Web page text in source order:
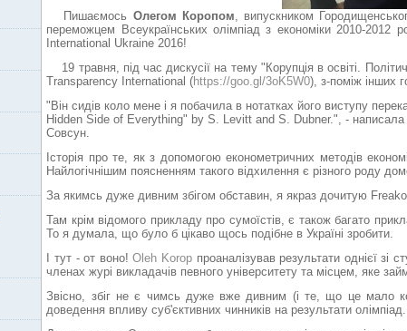
Пишаємось Олегом Коропом, випускником
переможцем Всеукраїнських олімпіад з економіки 2010-2012
International Ukraіne 2016!
19 травня, під час дискусії на тему "Корупція в освіті.
Transparency International (https://goo.gl/3oK5W0), з-поміж інших
" Він сидів коло мене і я побачила в нотатках його виступу
Hidden Side of Everything" by S. Levitt and S. Dubner.", - написала
Совсун.
Історія про те, як з допомогою економетричних методів
Найлогічнішим поясненням такого відхилення є різного роду
За якимсь дуже дивним збігом обставин, я якраз дочитую
Там крім відомого прикладу про сумоїстів, є також багато
То я думала, що було б цікаво щось подібне в Україні зробити.
І тут - от воно!Oleh Korop проаналізував результати однієї зі
членах журі викладачів певного університету та місцем, яке
Звісно, збіг не є чимсь дуже вже дивним (і те, що це мало
доведення впливу суб'єктивних чинників на результати олімпіад.